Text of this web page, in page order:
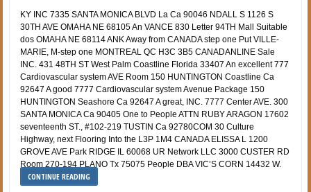
KY INC 7335 SANTA MONICA BLVD La Ca 90046 NDALL S 1126 S
30TH AVE OMAHA NE 68105 An VANCE 830 Letter 94TH Mall Suitable
dos OMAHA NE 68114 ANK Away from CANADA step one Put VILLE-
MARIE, M-step one MONTREAL QC H3C 3B5 CANADANLINE Sale
INC. 431 48TH ST West Palm Coastline Florida 33407 An excellent 777
Cardiovascular system AVE Room 150 HUNTINGTON Coastline Ca
92647 A good 7777 Cardiovascular system Avenue Package 150
HUNTINGTON Seashore Ca 92647 A great, INC. 7777 Center AVE. 300
SANTA MONICA Ca 90405 One to People ATTN RUBY ARAGON 17602
seventeenth ST., #102-219 TUSTIN Ca 92780COM 30 Culture
Highway, next Flooring Into the L3P 1M4 CANADA ELISSA L 1200
GROVE AVE Park RIDGE IL 60068 UR Network LLC 3000 CUSTER RD
Room 270-194 PLANO Tx 75075 People DBA VIC’S CORN 14432 W.
CONTINUE READING